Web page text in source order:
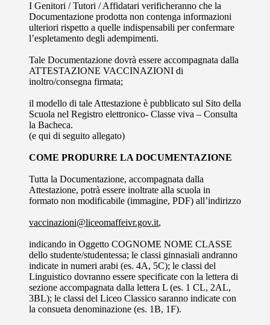
I Genitori / Tutori / Affidatari verificheranno che la
Documentazione prodotta non contenga informazioni
ulteriori rispetto a quelle indispensabili per confermare
l’espletamento degli adempimenti.
Tale Documentazione dovrà essere accompagnata dalla
ATTESTAZIONE VACCINAZIONI di
inoltro/consegna firmata;
il modello di tale Attestazione è pubblicato sul Sito della
Scuola nel Registro elettronico- Classe viva – Consulta
la Bacheca.
(e qui di seguito allegato)
COME PRODURRE LA DOCUMENTAZIONE
Tutta la Documentazione, accompagnata dalla
Attestazione, potrà essere inoltrate alla scuola in
formato non modificabile (immagine, PDF) all’indirizzo
vaccinazioni@liceomaffeivr.gov.it,
indicando in Oggetto COGNOME NOME CLASSE
dello studente/studentessa; le classi ginnasiali andranno
indicate in numeri arabi (es. 4A, 5C); le classi del
Linguistico dovranno essere specificate con la lettera di
sezione accompagnata dalla lettera L (es. 1 CL, 2AL,
3BL); le classi del Liceo Classico saranno indicate con
la consueta denominazione (es. 1B, 1F).